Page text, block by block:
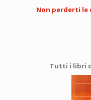
Non perderti le
Tutti i libri